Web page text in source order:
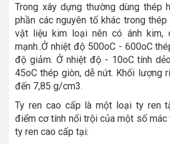
Trong xây dựng thường dùng thép
phần các nguyên tố khác trong thép
vật liệu kim loại nên có ánh kim,
mạnh..Ở nhiệt độ 500oC - 600oC
độ giảm. Ở nhiệt độ - 10oC tính
45oC thép giòn, dễ nứt. Khối lượng
đến 7,85 g/cm3.
Ty ren cao cấp là một loại ty ren
điểm cơ tính nổi trội của một số mác
ty ren cao cấp tại: